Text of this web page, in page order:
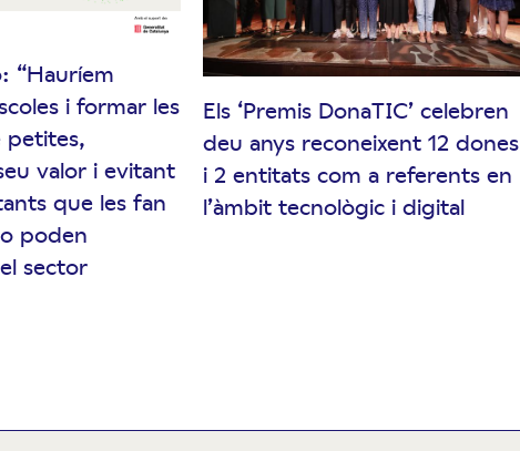
“Hauríem
i formar les
petites,
valor i evitant
que les fan
poden
sector
Els ‘Premis DonaTIC’ celebren
deu anys reconeixent 12 dones
i 2 entitats com a referents en
l’àmbit tecnològic i digital